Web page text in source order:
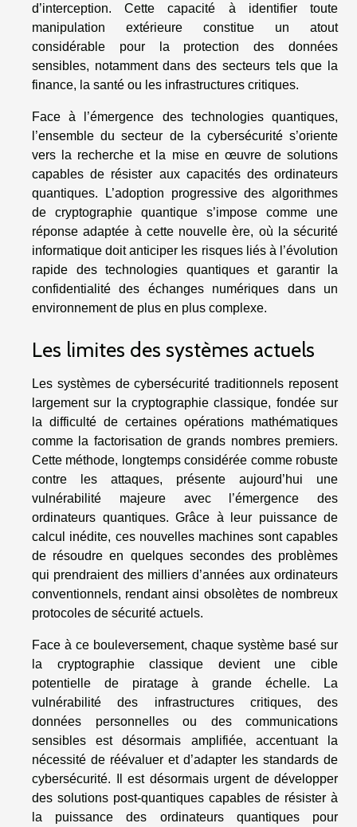
d’interception. Cette capacité à identifier toute
manipulation extérieure constitue un atout
considérable pour la protection des données
sensibles, notamment dans des secteurs tels que la
finance, la santé ou les infrastructures critiques.
Face à l’émergence des technologies quantiques,
l’ensemble du secteur de la cybersécurité s’oriente
vers la recherche et la mise en œuvre de solutions
capables de résister aux capacités des ordinateurs
quantiques. L’adoption progressive des algorithmes
de cryptographie quantique s’impose comme une
réponse adaptée à cette nouvelle ère, où la sécurité
informatique doit anticiper les risques liés à l’évolution
rapide des technologies quantiques et garantir la
confidentialité des échanges numériques dans un
environnement de plus en plus complexe.
Les limites des systèmes actuels
Les systèmes de cybersécurité traditionnels reposent
largement sur la cryptographie classique, fondée sur
la difficulté de certaines opérations mathématiques
comme la factorisation de grands nombres premiers.
Cette méthode, longtemps considérée comme robuste
contre les attaques, présente aujourd’hui une
vulnérabilité majeure avec l’émergence des
ordinateurs quantiques. Grâce à leur puissance de
calcul inédite, ces nouvelles machines sont capables
de résoudre en quelques secondes des problèmes
qui prendraient des milliers d’années aux ordinateurs
conventionnels, rendant ainsi obsolètes de nombreux
protocoles de sécurité actuels.
Face à ce bouleversement, chaque système basé sur
la cryptographie classique devient une cible
potentielle de piratage à grande échelle. La
vulnérabilité des infrastructures critiques, des
données personnelles ou des communications
sensibles est désormais amplifiée, accentuant la
nécessité de réévaluer et d’adapter les standards de
cybersécurité. Il est désormais urgent de développer
des solutions post-quantiques capables de résister à
la puissance des ordinateurs quantiques pour